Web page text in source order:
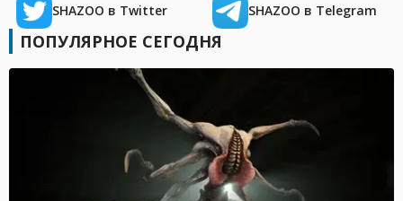
SHAZOO в Twitter SHAZOO в Telegram
ПОПУЛЯРНОЕ СЕГОДНЯ